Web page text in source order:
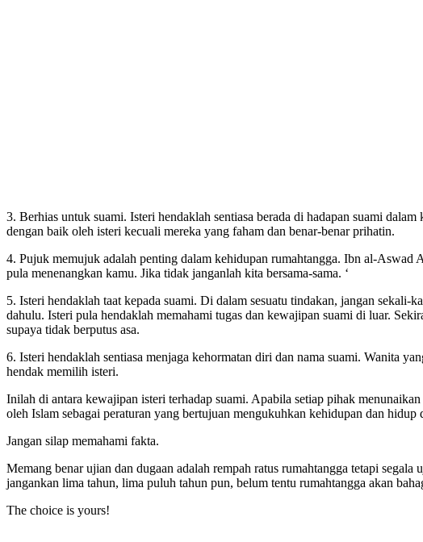
3. Berhias untuk suami. Isteri hendaklah sentiasa berada di hadapan suami
dengan baik oleh isteri kecuali mereka yang faham dan benar-benar prihatin.
4. Pujuk memujuk adalah penting dalam kehidupan rumahtangga. Ibn al-
pula menenangkan kamu. Jika tidak janganlah kita bersama-sama. ‘
5. Isteri hendaklah taat kepada suami. Di dalam sesuatu tindakan, jangan
dahulu. Isteri pula hendaklah memahami tugas dan kewajipan suami di luar.
supaya tidak berputus asa.
6. Isteri hendaklah sentiasa menjaga kehormatan diri dan nama suami. Wanita
hendak memilih isteri.
Inilah di antara kewajipan isteri terhadap suami. Apabila setiap pihak
oleh Islam sebagai peraturan yang bertujuan mengukuhkan kehidupan dan
Jangan silap memahami fakta.
Memang benar ujian dan dugaan adalah rempah ratus rumahtangga tetapi
jangankan lima tahun, lima puluh tahun pun, belum tentu rumahtangga akan
The choice is yours!